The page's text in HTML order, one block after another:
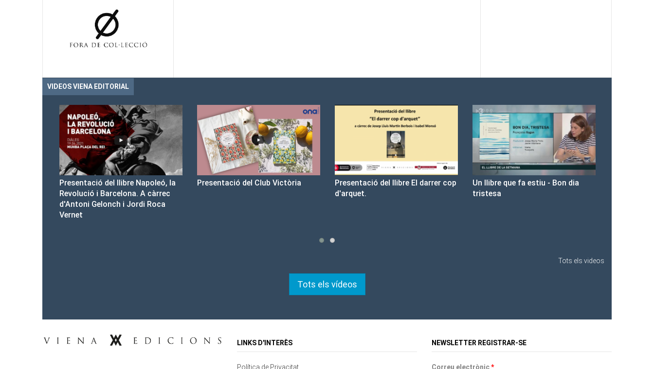
VIDEOS VIENA EDITORIAL
Presentació del Club Victòria
Presentació del llibre El darrer cop
Un llibre que fa estiu - Bon dia
tristesa
Presentació de Les Fures a la
Llibreria Ona.
Tel.: 93-453.55.00
Contacte
Cookies